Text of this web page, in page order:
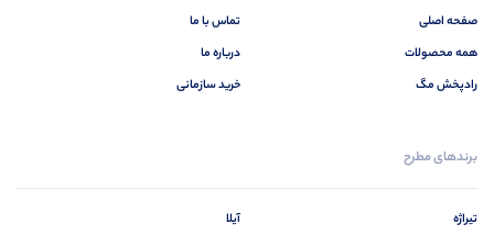
صفحه اصلی
همه محصولات
رادپخش مگ
تماس با ما
درباره ما
خرید سازمانی
برندهای مطرح
تیراژه
آیلا